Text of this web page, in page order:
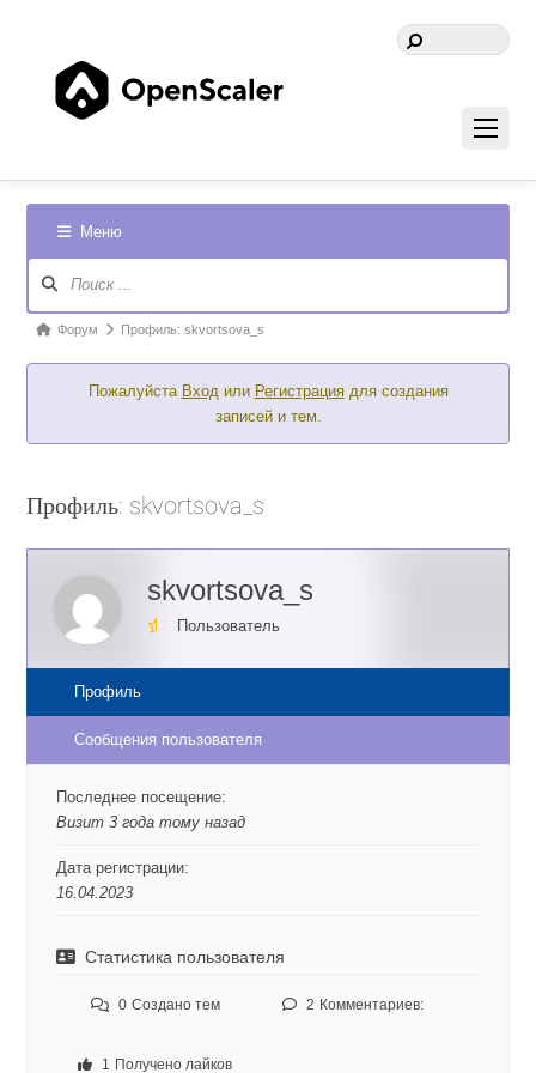
Меню
Форума
ФорумФорум Профиль: skvortsova_s
Пожалуйста Входили Регистрациядля создания
записей и тем.
Профиль: skvortsova_s
skvortsova_s
Пользователь
Профиль
Сообщения пользователя
Последнее посещение:
Визит 3 года тому назад
Дата регистрации:
16.04.2023
Статистика пользователя
0 Создано тем 2 Комментариев:
1 Получено лайков